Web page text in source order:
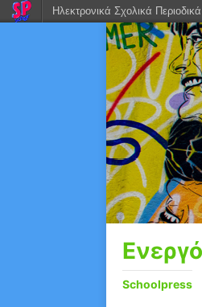
Schoolpress
Ηλεκτρονικά Σχολικά